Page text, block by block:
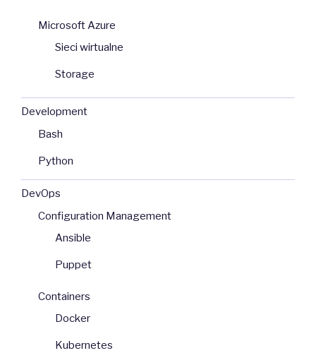
Microsoft Azure
Sieci wirtualne
Storage
Development
Bash
Python
DevOps
Configuration Management
Ansible
Puppet
Containers
Docker
Kubernetes